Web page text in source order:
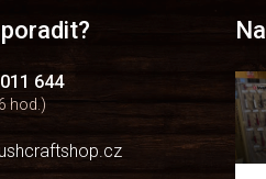
644
hod.)